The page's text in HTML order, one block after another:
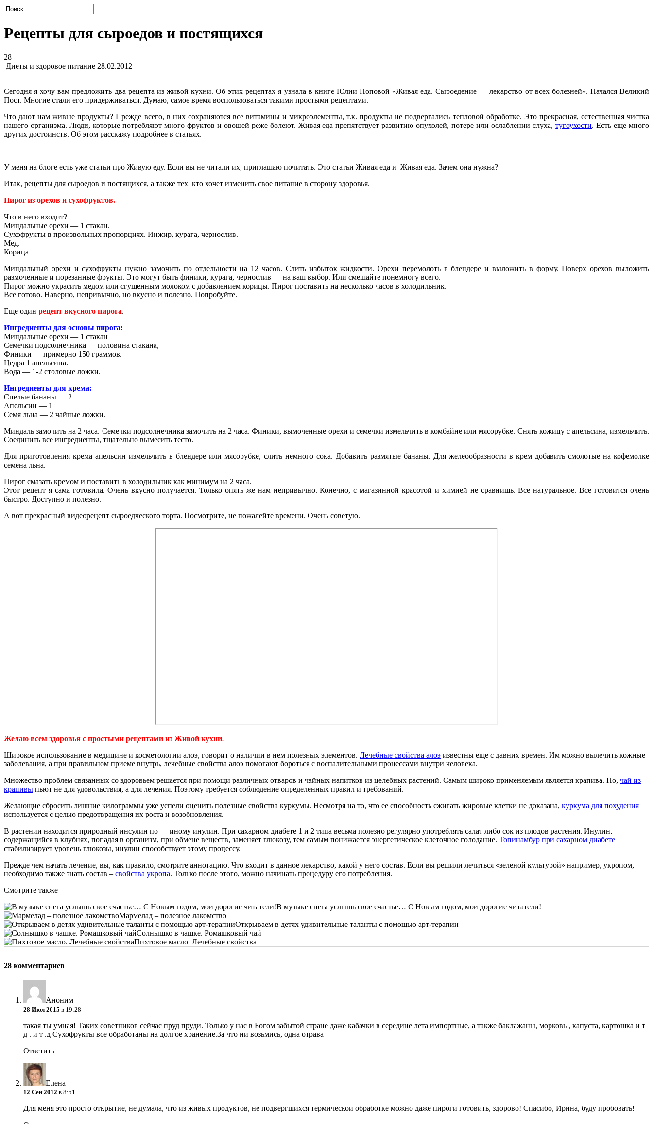
Рецепты для сыроедов и постящихся
28
Диеты и здоровое питание 28.02.2012
Сегодня я хочу вам предложить два рецепта из живой кухни. Об этих рецептах я узнала в книге Юлии Поповой «Живая еда. Сыроедение — лекарство от всех болезней». Начался Великий
Пост. Многие стали его придерживаться. Думаю, самое время воспользоваться такими простыми рецептами.
Что дают нам живые продукты? Прежде всего, в них сохраняются все витамины и микроэлементы, т.к. продукты не подвергались тепловой обработке. Это прекрасная, естественная чистка
нашего организма. Люди, которые потребляют много фруктов и овощей реже болеют. Живая еда препятствует развитию опухолей, потере или ослаблении слуха,тугоухости. Есть еще много
других достоинств. Об этом расскажу подробнее в статьях.
У меня на блоге есть уже статьи про Живую еду. Если вы не читали их, приглашаю почитать. Это статьи Живая еда и Живая еда. Зачем она нужна?
Итак, рецепты для сыроедов и постящихся, а также тех, кто хочет изменить свое питание в сторону здоровья.
Пирог из орехов и сухофруктов.
Что в него входит?
Миндальные орехи — 1 стакан.
Сухофрукты в произвольных пропорциях. Инжир, курага, чернослив.
Мед.
Корица.
Миндальный орехи и сухофрукты нужно замочить по отдельности на 12 часов. Слить избыток жидкости. Орехи перемолоть в блендере и выложить в форму. Поверх орехов выложить
размоченные и порезанные фрукты. Это могут быть финики, курага, чернослив — на ваш выбор. Или смешайте понемногу всего.
Пирог можно украсить медом или сгущенным молоком с добавлением корицы. Пирог поставить на несколько часов в холодильник.
Все готово. Наверно, непривычно, но вкусно и полезно. Попробуйте.
Еще один рецепт вкусного пирога.
Ингредиенты для основы пирога:
Миндальные орехи — 1 стакан
Семечки подсолнечника — половина стакана,
Финики — примерно 150 граммов.
Цедра 1 апельсина.
Вода — 1-2 столовые ложки.
Ингредиенты для крема:
Спелые бананы — 2.
Апельсин — 1
Семя льна — 2 чайные ложки.
Миндаль замочить на 2 часа. Семечки подсолнечника замочить на 2 часа. Финики, вымоченные орехи и семечки измельчить в комбайне или мясорубке. Снять кожицу с апельсина, измельчить.
Соединить все ингредиенты, тщательно вымесить тесто.
Для приготовления крема апельсин измельчить в блендере или мясорубке, слить немного сока. Добавить размятые бананы. Для желеообразности в крем добавить смолотые на кофемолке
семена льна.
Пирог смазать кремом и поставить в холодильник как минимум на 2 часа.
Этот рецепт я сама готовила. Очень вкусно получается. Только опять же нам непривычно. Конечно, с магазинной красотой и химией не сравнишь. Все натуральное. Все готовится очень
быстро. Доступно и полезно.
А вот прекрасный видеорецепт сыроедческого торта. Посмотрите, не пожалейте времени. Очень советую.
Желаю всем здоровья с простыми рецептами из Живой кухни.
Широкое использование в медицине и косметологии алоэ, говорит о наличии в нем полезных элементов. Лечебные свойства алоэ известны еще с давних времен. Им можно вылечить кожные
заболевания, а при правильном приеме внутрь, лечебные свойства алоэ помогают бороться с воспалительными процессами внутри человека.
Множество проблем связанных со здоровьем решается при помощи различных отваров и чайных напитков из целебных растений. Самым широко применяемым является крапива. Но, чай из
крапивы пьют не для удовольствия, а для лечения. Поэтому требуется соблюдение определенных правил и требований.
Желающие сбросить лишние килограммы уже успели оценить полезные свойства куркумы. Несмотря на то, что ее способность сжигать жировые клетки не доказана, куркума для похудения
используется с целью предотвращения их роста и возобновления.
В растении находится природный инсулин по — иному инулин. При сахарном диабете 1 и 2 типа весьма полезно регулярно употреблять салат либо сок из плодов растения. Инулин,
содержащийся в клубнях, попадая в организм, при обмене веществ, заменяет глюкозу, тем самым понижается энергетическое клеточное голодание. Топинамбур при сахарном диабете
стабилизирует уровень глюкозы, инулин способствует этому процессу.
Прежде чем начать лечение, вы, как правило, смотрите аннотацию. Что входит в данное лекарство, какой у него состав. Если вы решили лечиться «зеленой культурой» например, укропом,
необходимо также знать состав – свойства укропа. Только после этого, можно начинать процедуру его потребления.
Смотрите также
В музыке снега услышь свое счастье… С Новым годом, мои дорогие читатели!
Мармелад – полезное лакомство
Открываем в детях удивительные таланты с помощью арт-терапии
Солнышко в чашке. Ромашковый чай
Пихтовое масло. Лечебные свойства
28 комментариев
Аноним
28 Июл 2015 в 19:28
такая ты умная! Таких советников сейчас пруд пруди. Только у нас в Богом забытой стране даже кабачки в середине лета импортные, а также баклажаны, морковь , капуста, картошка и т
д . и т .д Сухофрукты все обработаны на долгое хранение.За что ни возьмись, одна отрава
Ответить
Елена
12 Сен 2012 в 8:51
Для меня это просто открытие, не думала, что из живых продуктов, не подвергшихся термической обработке можно даже пироги готовить, здорово! Спасибо, Ирина, буду пробовать!